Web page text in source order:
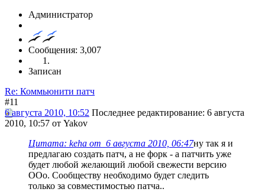
Администратор
Сообщения: 3,007
Записан
Re: Коммьюнити патч
#11
6 августа 2010, 10:52 Последнее редактирование: 6 августа
2010, 10:57 от Yakov
Цитата: keha от 6 августа 2010, 06:47ну так я и
предлагаю создать патч, а не форк - а патчить уже
будет любой желающий любой свежести версию
OOo. Сообществу необходимо будет следить
только за совместимостью патча..